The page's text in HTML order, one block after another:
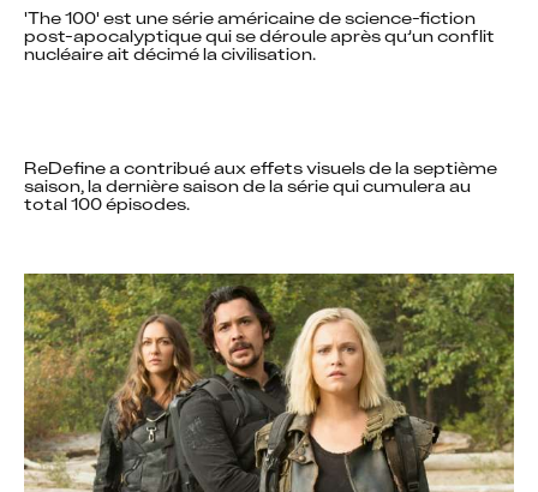
'The 100' est une série américaine de science-fiction
post-apocalyptique qui se déroule après qu’un conflit
nucléaire ait décimé la civilisation.
ReDefine a contribué aux effets visuels de la septième
saison, la dernière saison de la série qui cumulera au
total 100 épisodes.